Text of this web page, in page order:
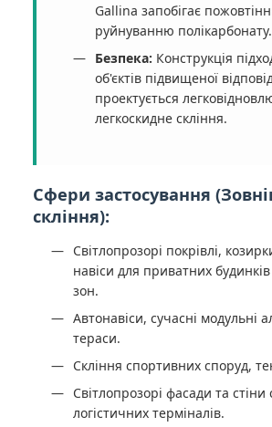
Gallina запобігає
руйнуванню полікарбонату.
Безпека: Конструкція
об'єктів підвищеної
проектується
легкоскидне скління.
Сфери застосування
скління):
Світлопрозорі покрівлі,
навіси для приватних
зон.
Автонавіси, сучасні модульні
тераси.
Скління спортивних споруд,
Світлопрозорі фасади та стіни
логістичних терміналів.